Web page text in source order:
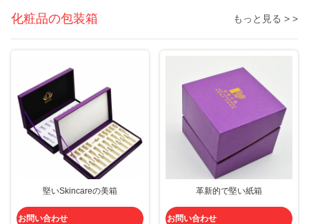
化粧品の包装箱 もっと見る > >
堅いSkincareの美箱
お問い合わせ
革新的で堅い紙箱
お問い合わせ